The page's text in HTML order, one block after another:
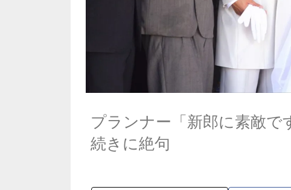
プランナー「新郎に素敵で
続きに絶句